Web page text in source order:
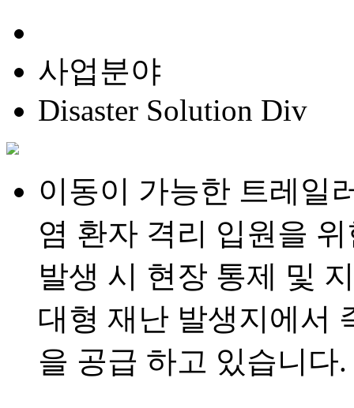
사업분야
Disaster Solution Div
이동이 가능한 트레일
염 환자 격리 입원을
발생 시 현장 통제 및
대형 재난 발생지에서
을 공급 하고 있습니다.